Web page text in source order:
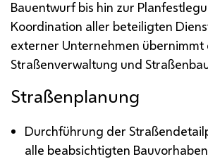
Bauentwurf bis hin zur
Koordination aller beteiligten
externer Unternehmen übernimmt
Straßenverwaltung und
Straßenplanung
Durchführung der
alle beabsichtigten